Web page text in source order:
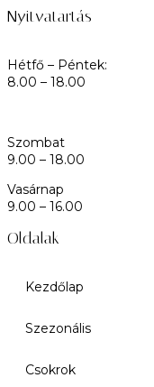
Nyitvatartás
Hétfő – Péntek:
8.00 – 18.00
Szombat
9.00 – 18.00
Vasárnap
9.00 – 16.00
Oldalak
Kezdőlap
Szezonális
Csokrok